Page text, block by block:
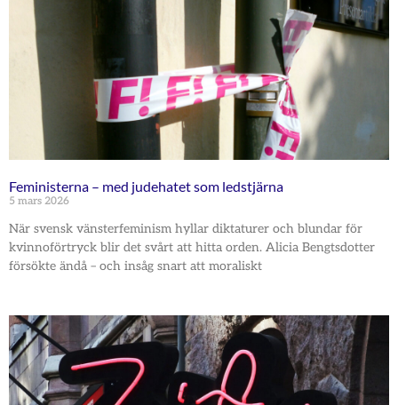
Feministerna – med judehatet som ledstjärna
5 mars 2026
När svensk vänsterfeminism hyllar diktaturer och blundar för
kvinnoförtryck blir det svårt att hitta orden. Alicia Bengtsdotter
försökte ändå – och insåg snart att moraliskt